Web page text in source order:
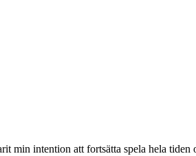
min intention att fortsätta spela hela tiden